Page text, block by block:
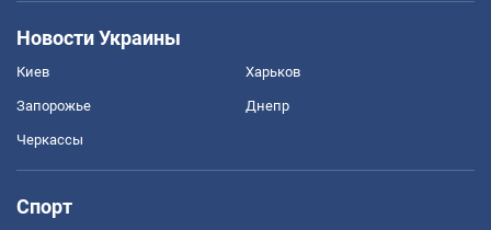
Новости Украины
Киев Харьков
Запорожье Днепр
Черкассы
Спорт